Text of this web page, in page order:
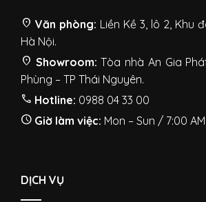
location_on Văn phòng: Liền Kề 3, lô 2, Khu
Hà Nội.
location_on Showroom: Tòa nhà An Gia
Phùng – TP Thái Nguyên.
call Hotline: 0988 04 33 00
schedule Giờ làm việc: Mon – Sun / 7:00
DỊCH VỤ